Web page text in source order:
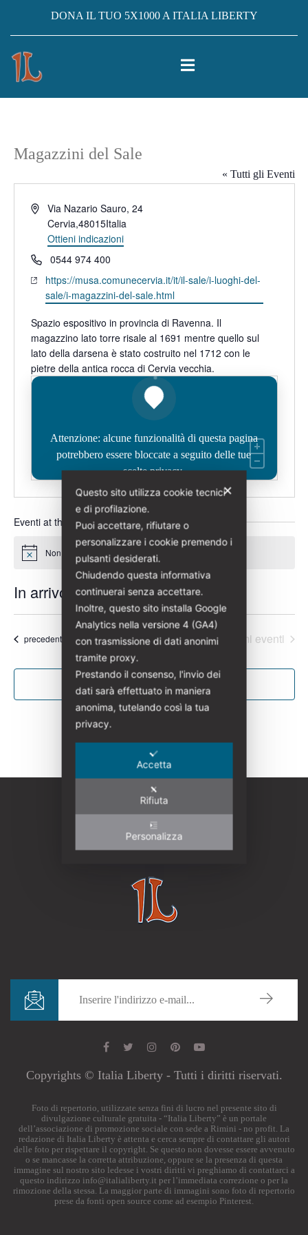
DONA IL TUO 5X1000 A ITALIA LIBERTY
Magazzini del Sale
« Tutti gli Eventi
IndirizzoVia Nazario Sauro, 24
Cervia,48015Italia
Ottieni indicazioni
Telefono0544 974 400
Website
https://musa.comunecervia.it/it/il-sale/i-luoghi-del-
sale/i-magazzini-del-sale.html
Spazio espositivo in provincia di Ravenna. Il
magazzino lato torre risale al 1691 mentre quello sul
lato della darsena è stato costruito nel 1712 con le
pietre della antica rocca di Cervia vecchia.
Attenzione: alcune funzionalità di questa pagina
potrebbero essere bloccate a seguito delle tue
scelte privacy.
Eventi at this luogo
Notice Non ci sono eventi previsti.
In arrivo
data.
Eventi
precedenti Oggi Prossimi eventi
Iscriviti al calendario
Copyrights © Italia Liberty - Tutti i diritti riservati.
Foto di repertorio, utilizzate senza fini di lucro nel presente sito di
divulgazione culturale gratuita - “Italia Liberty” è un portale
dell’associazione di promozione sociale con sede a Rimini - no profit. La
redazione di Italia Liberty è attenta e cerca sempre di contattare gli autori
delle foto per rispettare il copyright. Se questo non dovesse essere avvenuto
o se mancasse la corretta attribuzione, oppure se la presenza di questa
immagine sul nostro sito ledesse i vostri diritti vi preghiamo di contattarci a
questo indirizzo info@italialiberty.it per l’immediata correzione o per la
rimozione della stessa. La maggior parte di immagini sono foto di repertorio
prese da fonti open source come ad esempio Pinterest.
✕
Questo sito utilizza cookie tecnici
e di profilazione.
Puoi accettare, rifiutare o
personalizzare i cookie premendo i
pulsanti desiderati.
Chiudendo questa informativa
continuerai senza accettare.
Inoltre, questo sito installa Google
Analytics nella versione 4 (GA4)
con trasmissione di dati anonimi
tramite proxy.
Prestando il consenso, l'invio dei
dati sarà effettuato in maniera
anonima, tutelando così la tua
privacy.
Accetta
Rifiuta
Personalizza